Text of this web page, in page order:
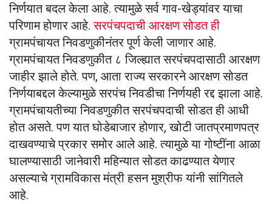
निर्णयात बदल केला आहे. त्यामुळे सर्व गाव-खेड्यांवर याचा
परिणाम होणार आहे.सरपंचपदाची आरक्षण सोडत ही
ग्रामपंचायत निवडणुकीनंतर पूर्ण केली जाणार आहे.
ग्रामपंचायत निवडणुकीत ८ जिल्ह्यात सरपंचपदासाठी आरक्षण
जाहीर झाले होते. पण, आता राज्य सरकारने आरक्षण सोडत
निर्णयाबद्दल केल्यामुळे सरपंच निवडीचा निर्णयही रद्द झाला आहे.
ग्रामपंचायतीच्या निवडणुकीत सरपंचपदाची सोडत ही आधी
होत असते. पण यात घोडेबाजार होणार, खोटी जातप्रमाणपत्र
दाखवण्याचे प्रकार समोर आले आहे. त्यामुळे या गोष्टींना आळा
घालण्यासाठी जानेवारी महिन्यात सोडत काढण्यात येणार
असल्याचे ग्रामविकास मंत्री हसन मुश्रीफ यांनी सांगितले
आहे.